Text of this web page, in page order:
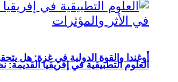
أوغندا والقوة الدولية في غزة: هل
العلوم التطبيقية في إفريقيا القديمة: